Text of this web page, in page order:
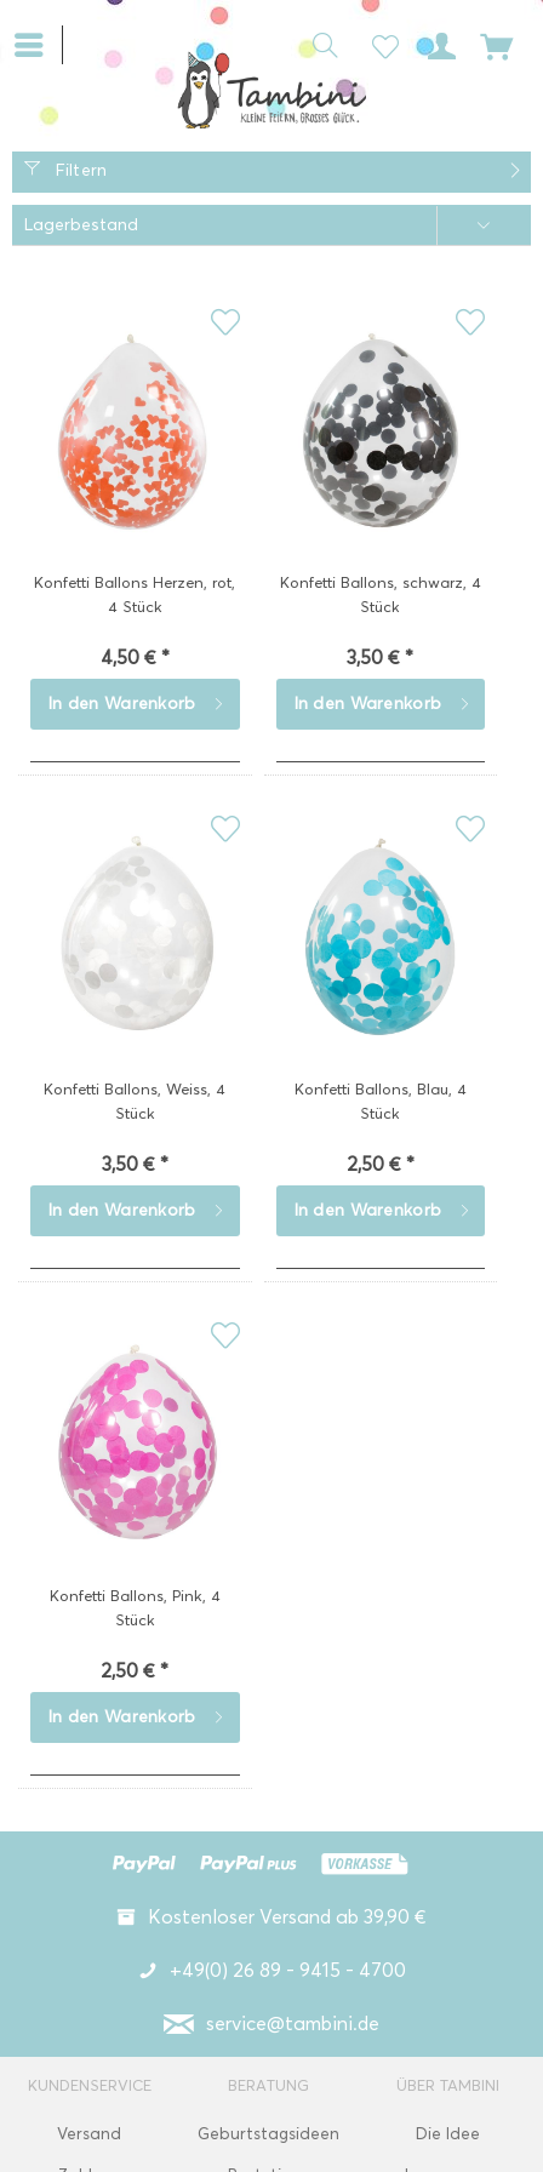
Filtern
Konfetti Ballons Herzen, rot,
4 Stück
4,50 € *
In den Warenkorb
Konfetti Ballons, schwarz, 4
Stück
3,50 € *
In den Warenkorb
Konfetti Ballons, Weiss, 4
Stück
3,50 € *
In den Warenkorb
Konfetti Ballons, Blau, 4
Stück
2,50 € *
In den Warenkorb
Konfetti Ballons, Pink, 4
Stück
2,50 € *
In den Warenkorb
Kostenloser Versand ab 39,90 €
+49(0) 26 89 - 9415 - 4700
service@tambini.de
KUNDENSERVICE
Versand
BERATUNG
Geburtstagsideen
ÜBER TAMBINI
Die Idee